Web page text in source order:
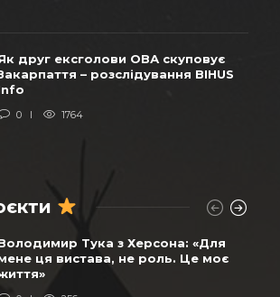
друг ексголови ОВА скуповує
– розслідування BIHUS
0 1764
Тука з Херсона: «Для
ця вистава, не роль. Це моє